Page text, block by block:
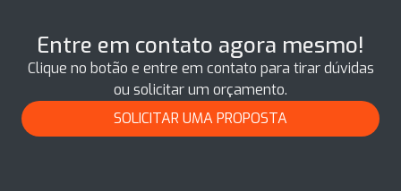
Entre em contato agora mesmo!
Clique no botão e entre em contato para tirar dúvidas
ou solicitar um orçamento.
SOLICITAR UMA PROPOSTA